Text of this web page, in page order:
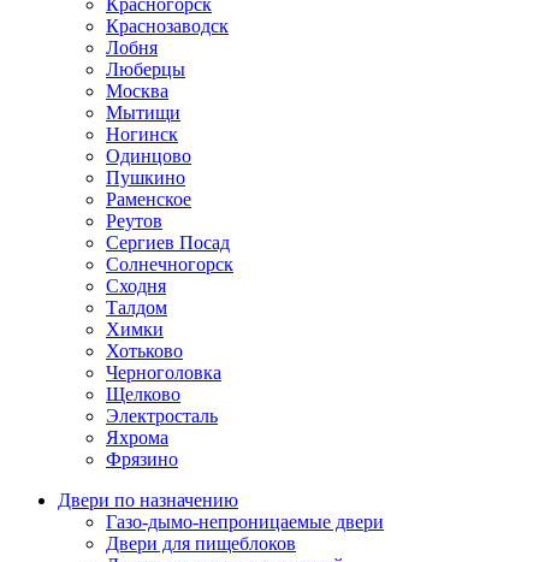
Красногорск
Краснозаводск
Лобня
Люберцы
Москва
Мытищи
Ногинск
Одинцово
Пушкино
Раменское
Реутов
Сергиев Посад
Солнечногорск
Сходня
Талдом
Химки
Хотьково
Черноголовка
Щелково
Электросталь
Яхрома
Фрязино
Двери по назначению
Газо-дымо-непроницаемые двери
Двери для пищеблоков